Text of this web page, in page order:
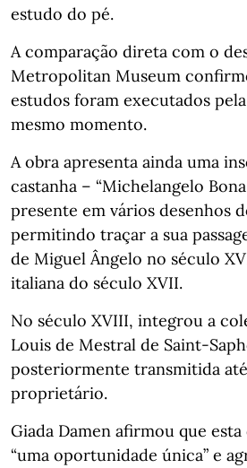
estudo do pé.
A comparação direta com o
Metropolitan Museum
estudos foram executados
mesmo momento.
A obra apresenta ainda uma
castanha – “Michelangelo
presente em vários desenhos
permitindo traçar a sua
de Miguel Ângelo no século
italiana do século XVII.
No século XVIII, integrou a
Louis de Mestral de Saint-
posteriormente transmitida
proprietário.
Giada Damen afirmou que
“uma oportunidade única” e